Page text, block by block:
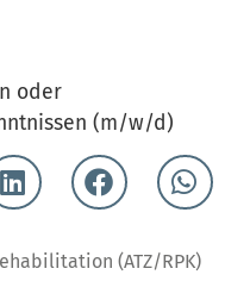
oder
(m/w/d)
(ATZ/RPK)